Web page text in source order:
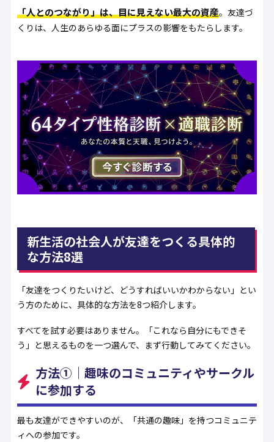
「人とのつながり」は、目に見えない最大の資産。友達づ
くりは、人生のあらゆる面にプラスの影響をもたらします。
新生活の社会人が友達をつくる具体的
な方法8選
「友達をつくりたいけど、どうすればいいかわからない」とい
う方のために、具体的な方法を8つ紹介します。
すべてを試す必要はありません。「これなら自分にもできそ
う」と思えるものを一つ選んで、まず行動してみてください。
方法①｜趣味のコミュニティやサークル
に参加する
最も友達ができやすいのが、「共通の趣味」を持つコミュニテ
ィへの参加です。